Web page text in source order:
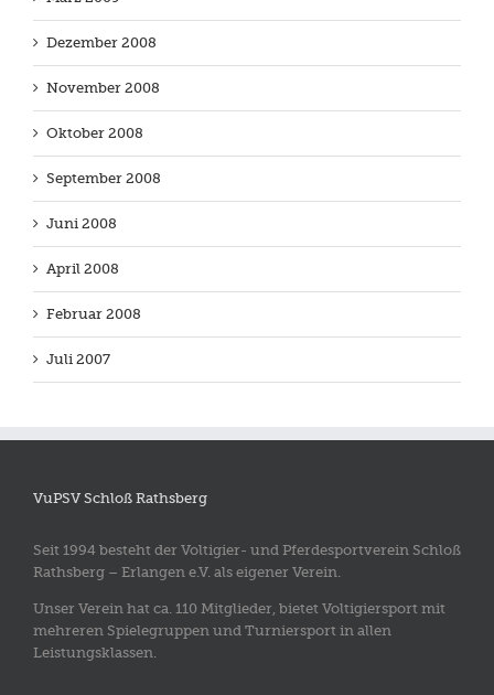
Dezember 2008
November 2008
Oktober 2008
September 2008
Juni 2008
April 2008
Februar 2008
Juli 2007
VuPSV Schloß Rathsberg
Seit 1994 besteht der Voltigier- und Pferdesportverein Schloß
Rathsberg – Erlangen e.V. als eigener Verein.
Unser Verein hat ca. 110 Mitglieder, bietet Voltigiersport mit
mehreren Spielegruppen und Turniersport in allen
Leistungsklassen.